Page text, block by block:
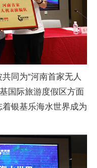
同为“河南首家无人
国际旅游度假区方面
银基乐海水世界成为